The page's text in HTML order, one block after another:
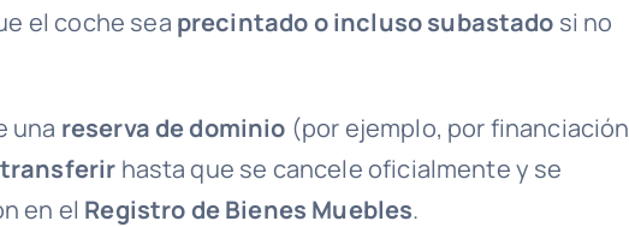
el coche sea precintado o incluso subastado si no
una reserva de dominio (por ejemplo, por financiación
transferir hasta que se cancele oficialmente y se
en el Registro de Bienes Muebles.